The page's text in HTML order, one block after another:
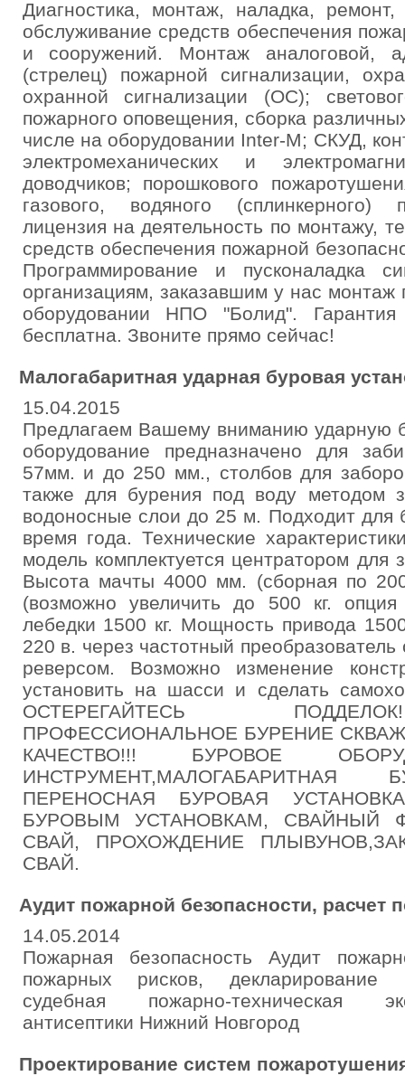
Диагностика, монтаж, наладка,
обслуживание средств обеспечения
и сооружений. Монтаж аналоговой,
(стрелец) пожарной сигнализации,
охранной сигнализации (ОС);
пожарного оповещения, сборка
числе на оборудовании Inter-M; СКУД,
электромеханических и
доводчиков; порошкового
газового, водяного (сплинкерного)
лицензия на деятельность по монтажу,
средств обеспечения пожарной
Программирование и пусконаладка
организациям, заказавшим у нас монтаж
оборудовании НПО "Болид".
бесплатна. Звоните прямо сейчас!
Малогабаритная ударная буровая
15.04.2015
Предлагаем Вашему вниманию ударную
оборудование предназначено для
57мм. и до 250 мм., столбов для
также для бурения под воду методом
водоносные слои до 25 м. Подходит для
время года. Технические
модель комплектуется центратором для
Высота мачты 4000 мм. (сборная по
(возможно увеличить до 500 кг.
лебедки 1500 кг. Мощность привода
220 в. через частотный преобразователь
реверсом. Возможно изменение
установить на шасси и сделать
ОСТЕРЕГАЙТЕСЬ
ПРОФЕССИОНАЛЬНОЕ БУРЕНИЕ
КАЧЕСТВО!!! БУРОВОЕ
ИНСТРУМЕНТ,МАЛОГАБАРИТНАЯ
ПЕРЕНОСНАЯ БУРОВАЯ
БУРОВЫМ УСТАНОВКАМ, СВАЙНЫЙ
СВАЙ, ПРОХОЖДЕНИЕ
СВАЙ.
Аудит пожарной безопасности, расчет
14.05.2014
Пожарная безопасность Аудит
пожарных рисков, декларирование
судебная пожарно-техническая
антисептики Нижний Новгород
Проектирование систем